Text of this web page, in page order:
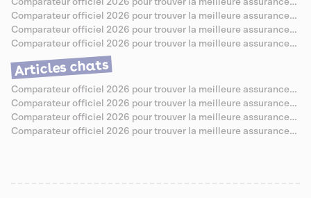
Comparateur officiel 2026 pour trouver la meilleure assurance
santé pour Berger Allemand
Comparateur officiel 2026 pour trouver la meilleure assurance
santé pour Caniche
Comparateur officiel 2026 pour trouver la meilleure assurance
santé pour Bouledogue Anglais
Comparateur officiel 2026 pour trouver la meilleure assurance
santé pour Jack Russell
Articles chats
Comparateur officiel 2026 pour trouver la meilleure assurance
santé pour Chartreux
Comparateur officiel 2026 pour trouver la meilleure assurance
santé pour Sibérien
Comparateur officiel 2026 pour trouver la meilleure assurance
santé pour Abyssin
Comparateur officiel 2026 pour trouver la meilleure assurance